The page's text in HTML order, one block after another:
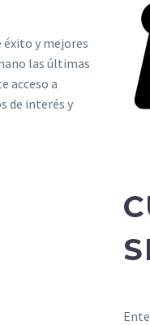
éxito y mejores
las últimas
acceso a
de interés y